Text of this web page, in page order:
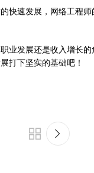
快速发展，网络工程
业发展还是收入增长
打下坚实的基础吧！